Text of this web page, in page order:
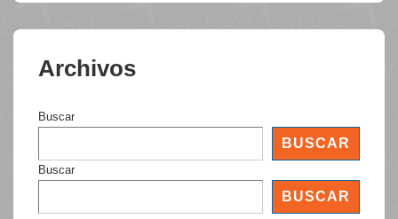
Archivos
Buscar
BUSCAR
Buscar
BUSCAR